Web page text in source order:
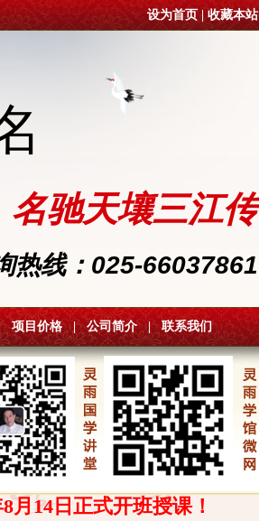
设为首页 收藏本站
驰天壤三江传
热线：025-66037861
| 项目价格 公司简介 联系我们
14日正式开班授课！